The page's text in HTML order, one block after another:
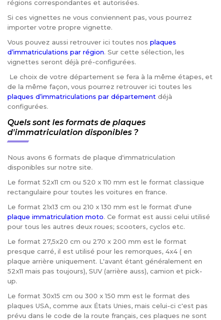
régions correspondantes et autorisées.
Si ces vignettes ne vous conviennent pas, vous pourrez
importer votre propre vignette.
Vous pouvez aussi retrouver ici toutes nos plaques
d’immatriculations par région. Sur cette sélection, les
vignettes seront déjà pré-configurées.
Le choix de votre département se fera à la même étapes, et
de la même façon, vous pourrez retrouver ici toutes les
plaques d’immatriculations par département déjà
configurées.
Quels sont les formats de plaques
d'immatriculation disponibles ?
Nous avons 6 formats de plaque d'immatriculation
disponibles sur notre site.
Le format 52x11 cm ou 520 x 110 mm est le format classique
rectangulaire pour toutes les voitures en france.
Le format 21x13 cm ou 210 x 130 mm est le format d'une
plaque immatriculation moto. Ce format est aussi celui utilisé
pour tous les autres deux roues; scooters, cyclos etc.
Le format 27,5x20 cm ou 270 x 200 mm est le format
presque carré, il est utilisé pour les remorques, 4x4 ( en
plaque arrière uniquement. L'avant étant généralement en
52x11 mais pas toujours), SUV (arrière auss), camion et pick-
up.
Le format 30x15 cm ou 300 x 150 mm est le format des
plaques USA, comme aux États Unies, mais celui-ci c'est pas
prévu dans le code de la route français, ces plaques ne sont